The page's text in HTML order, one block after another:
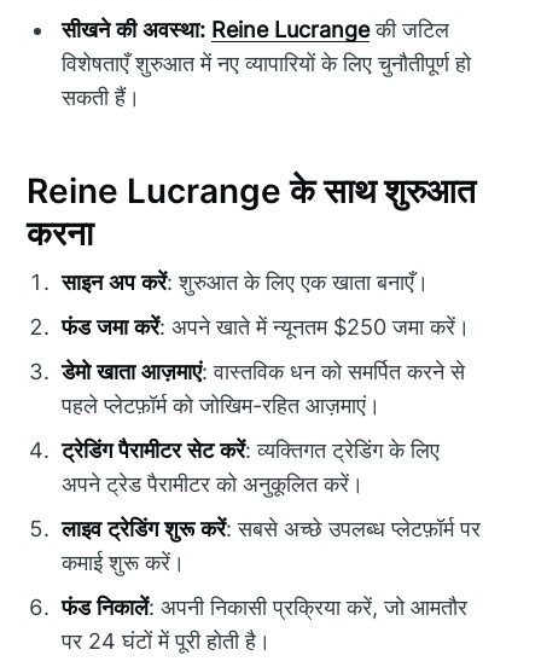
सीखने की अवस्था: Reine Lucrangeकी जटिल
विशेषताएँ शुरुआत में नए व्यापारियों के लिए चुनौतीपूर्ण हो
सकती हैं।
Reine Lucrange के साथ शुरुआत
करना
साइन अप करें: शुरुआत के लिए एक खाता बनाएँ।
फंड जमा करें: अपने खाते में न्यूनतम $250 जमा करें।
डेमो खाता आज़माएं: वास्तविक धन को समर्पित करने से
पहले प्लेटफ़ॉर्म को जोखिम-रहित आज़माएं।
ट्रेडिंग पैरामीटर सेट करें: व्यक्तिगत ट्रेडिंग के लिए
अपने ट्रेड पैरामीटर को अनुकूलित करें।
लाइव ट्रेडिंग शुरू करें: सबसे अच्छे उपलब्ध प्लेटफ़ॉर्म पर
कमाई शुरू करें।
फंड निकालें: अपनी निकासी प्रक्रिया करें, जो आमतौर
पर 24 घंटों में पूरी होती है।